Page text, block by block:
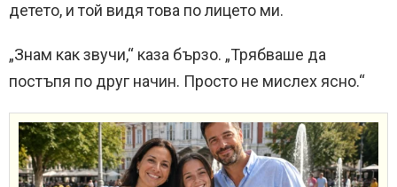
детето, и той видя това по лицето ми.
„Знам как звучи,“ каза бързо. „Трябваше да
постъпя по друг начин. Просто не мислех ясно.“